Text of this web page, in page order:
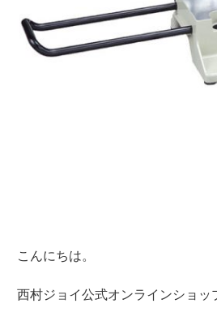
こんだけあれば法人様も大丈夫
この効果は約６ヶ月間持続します
雑草を逃さず退治しましょう(; ･`д･
こんにちは。
西村ジョイ公式オンラインショッ